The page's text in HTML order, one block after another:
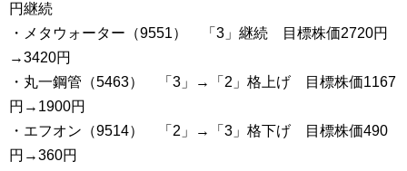
円継続
・メタウォーター（9551） 「3」継続 目標株価2720円
→3420円
・丸一鋼管（5463） 「3」→「2」格上げ 目標株価1167
円→1900円
・エフオン（9514） 「2」→「3」格下げ 目標株価490
円→360円